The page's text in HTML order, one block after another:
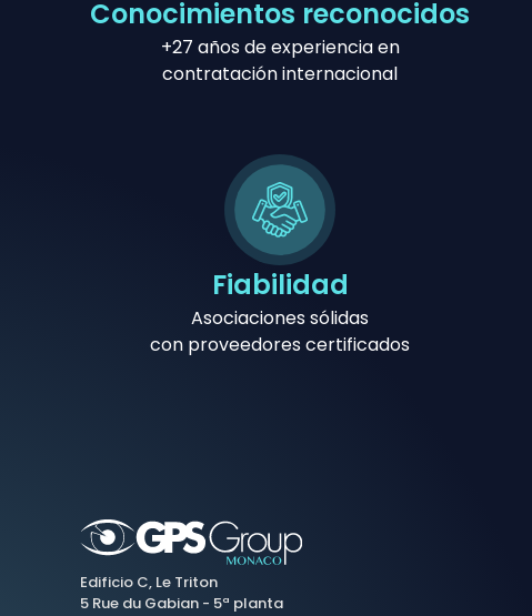
Conocimientos reconocidos
+27 años de experiencia en
contratación internacional
Fiabilidad
Asociaciones sólidas
con proveedores certificados
Edificio C, Le Triton
5 Rue du Gabian - 5ª planta